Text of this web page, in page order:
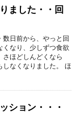
ました・・回
数日前から、やっと回
くなり、少しずつ食欲
さほどしんどくなら
しなくなりました。 ほ
ション・・・